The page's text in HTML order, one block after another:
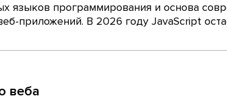
языков программирования и основа
приложений. В 2026 году JavaScript
веба